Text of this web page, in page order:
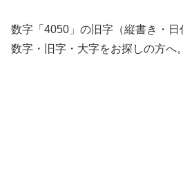
数字「4050」の旧字（縦書き・
数字・旧字・大字をお探しの方へ。